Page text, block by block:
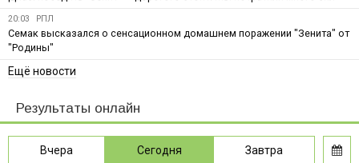
20:03 РПЛ
Семак высказался о сенсационном домашнем поражении "Зенита" от
"Родины"
Ещё новости
Результаты онлайн
Вчера Сегодня Завтра